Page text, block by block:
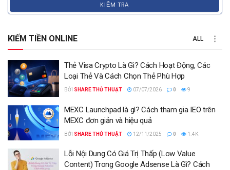
KIỂM TRA
KIẾM TIỀN ONLINE ALL
Thẻ Visa Crypto Là Gì? Cách Hoạt Động, Các
Loại Thẻ Và Cách Chọn Thẻ Phù Hợp
BỞI SHARE THỦ THUẬT 07/07/2026 0 9
MEXC Launchpad là gì? Cách tham gia IEO trên
MEXC đơn giản và hiệu quả
BỞI SHARE THỦ THUẬT 12/11/2025 0 1.4K
Lỗi Nội Dung Có Giá Trị Thấp (Low Value
Content) Trong Google Adsense Là Gì? Cách